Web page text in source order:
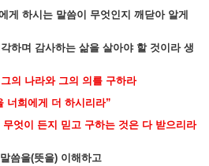
게 하시는 말씀이 무엇인지 깨닫아 알게
하며 감사하는 삶을 살아야 할 것이라 생
의 나라와 그의 의를 구하라
너희에게 더 하시리라”
엇이 든지 믿고 구하는 것은 다 받으리라
씀을(뜻을) 이해하고